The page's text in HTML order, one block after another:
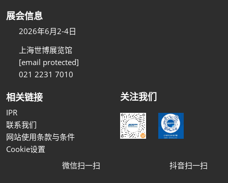
展会信息
2026年6月2-4日
上海世博展览馆
[email protected]
021 2231 7010
相关链接
IPR
联系我们
网站使用条款与条件
Cookie设置
关注我们
微信扫一扫 抖音扫一扫